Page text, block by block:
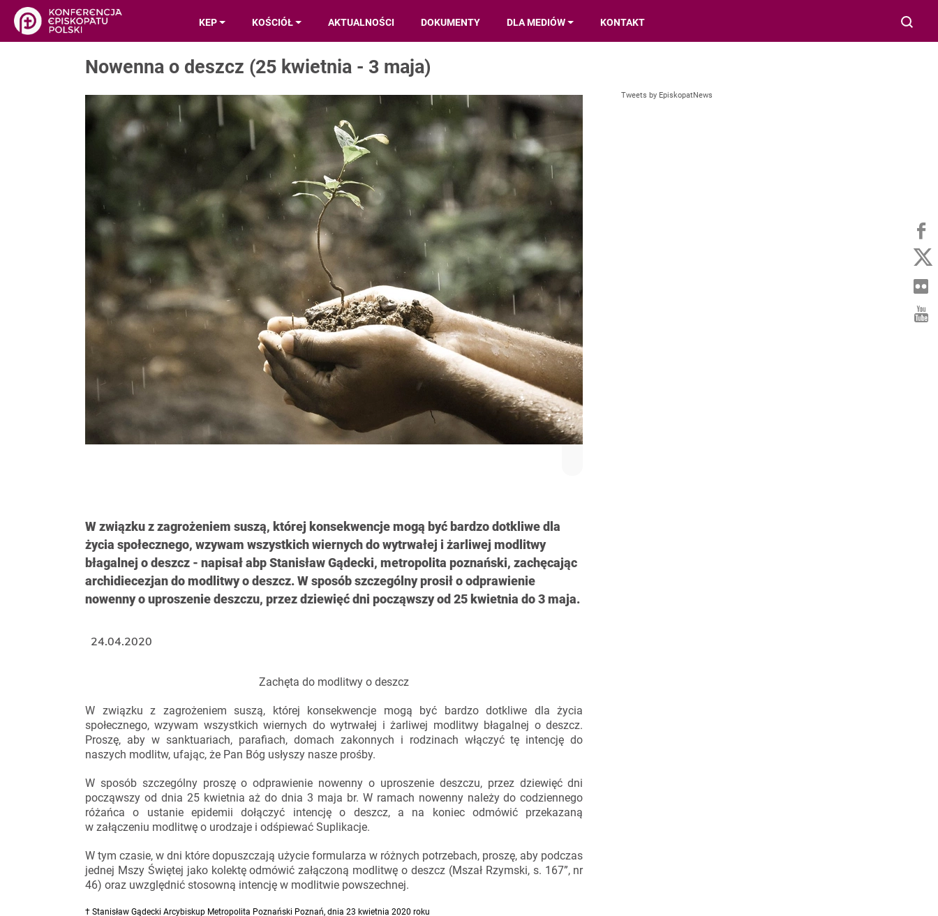
KEP KOŚCIÓŁ AKTUALNOŚCI DOKUMENTY DLA MEDIÓW KONTAKT
Nowenna o deszcz (25 kwietnia - 3 maja)
W związku z zagrożeniem suszą, której konsekwencje mogą być bardzo dotkliwe dla
życia społecznego, wzywam wszystkich wiernych do wytrwałej i żarliwej modlitwy
błagalnej o deszcz - napisał abp Stanisław Gądecki, metropolita poznański, zachęcając
archidiecezjan do modlitwy o deszcz. W sposób szczególny prosił o odprawienie
nowenny o uproszenie deszczu, przez dziewięć dni począwszy od 25 kwietnia do 3 maja.
Zachęta do modlitwy o deszcz
W związku z zagrożeniem suszą, której konsekwencje mogą być bardzo dotkliwe dla życia
społecznego, wzywam wszystkich wiernych do wytrwałej i żarliwej modlitwy błagalnej o deszcz.
Proszę, aby w sanktuariach, parafiach, domach zakonnych i rodzinach włączyć tę intencję do
naszych modlitw, ufając, że Pan Bóg usłyszy nasze prośby.
W sposób szczególny proszę o odprawienie nowenny o uproszenie deszczu, przez dziewięć dni
począwszy od dnia 25 kwietnia aż do dnia 3 maja br. W ramach nowenny należy do codziennego
różańca o ustanie epidemii dołączyć intencję o deszcz, a na koniec odmówić przekazaną
w załączeniu modlitwę o urodzaje i odśpiewać Suplikacje.
W tym czasie, w dni które dopuszczają użycie formularza w różnych potrzebach, proszę, aby podczas
jednej Mszy Świętej jako kolektę odmówić załączoną modlitwę o deszcz (Mszał Rzymski, s. 167”, nr
46) oraz uwzględnić stosowną intencję w modlitwie powszechnej.
† Stanisław Gądecki Arcybiskup Metropolita Poznański Poznań, dnia 23 kwietnia 2020 roku
24.04.2020
Tweets by EpiskopatNews